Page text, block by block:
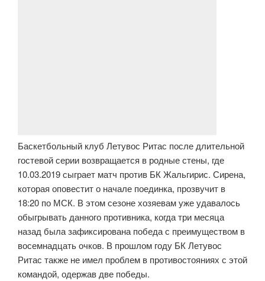
Баскетбольный клуб Летувос Ритас после длительной
гостевой серии возвращается в родные стены, где
10.03.2019 сыграет матч против БК Жальгирис. Сирена,
которая оповестит о начале поединка, прозвучит в
18:20 по МСК. В этом сезоне хозяевам уже удавалось
обыгрывать данного противника, когда три месяца
назад была зафиксирована победа с преимуществом в
восемнадцать очков. В прошлом году БК Летувос
Ритас также не имел проблем в противостояниях с этой
командой, одержав две победы.